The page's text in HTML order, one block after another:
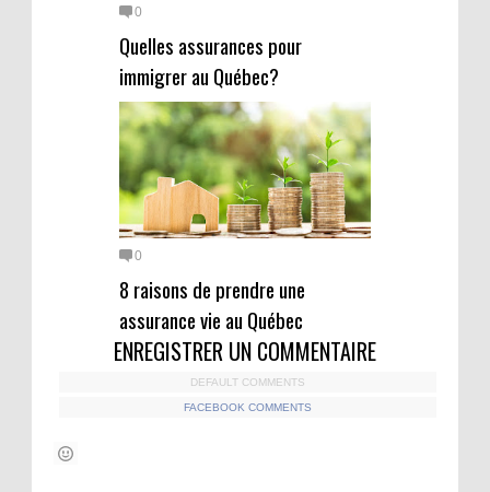
0
Quelles assurances pour
immigrer au Québec?
0
8 raisons de prendre une
assurance vie au Québec
ENREGISTRER UN COMMENTAIRE
DEFAULT COMMENTS
FACEBOOK COMMENTS